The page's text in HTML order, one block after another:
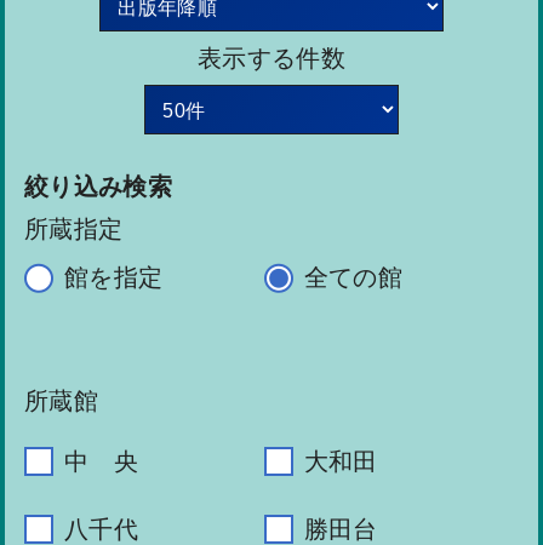
表示する件数
絞り込み検索
所蔵指定
館を指定
全ての館
所蔵館
中 央 大和田
八千代 勝田台